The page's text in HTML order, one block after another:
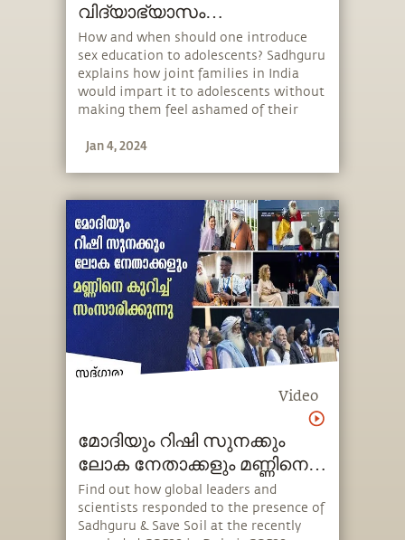
വിദ്യാഭ്യാസം
നൽകേണ്ടതിന്റെ
പ്രാധാന്യം Sex Education
Teenssex-education-teens
How and when should one introduce
sex education to adolescents? Sadhguru
explains how joint families in India
would impart it to adolescents without
making them feel ashamed of their
it in today’s day and age. He also speaks
Jan 4, 2024
Video
മോദിയും റിഷി സുനക്കും
ലോക നേതാക്കളും മണ്ണിനെ
കുറിച്ച് സംസാരിക്കുന്നു
Find out how global leaders and
scientists responded to the presence of
Sadhguru & Save Soil at the recently